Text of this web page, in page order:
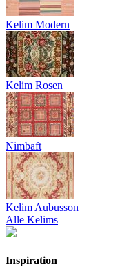
Kelim Modern
Kelim Rosen
Nimbaft
Kelim Aubusson
Alle Kelims
Inspiration